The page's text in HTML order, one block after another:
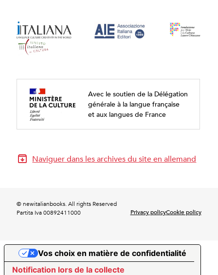
Avec le soutien de la Délégation
générale à la langue française
et aux langues de France
Naviguer dans les archives du site en allemand
© newitalianbooks. All rights Reserved
Partita Iva 00892411000
Privacy policyCookie policy
Notification lors de la collecte
Vos choix en matière de confidentialité